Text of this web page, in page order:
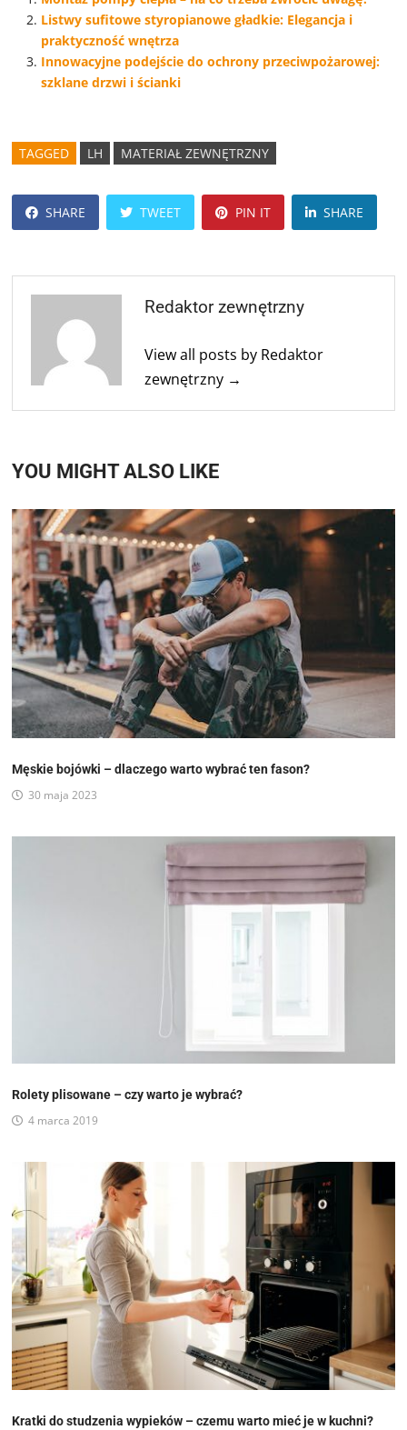
Listwy sufitowe styropianowe gładkie: Elegancja i
praktyczność wnętrza
Innowacyjne podejście do ochrony przeciwpożarowej:
szklane drzwi i ścianki
TAGGED LH MATERIAŁ ZEWNĘTRZNY
SHARE TWEET PIN IT SHARE
Redaktor zewnętrzny
View all posts by Redaktor
zewnętrzny →
YOU MIGHT ALSO LIKE
Męskie bojówki – dlaczego warto wybrać ten fason?
30 maja 2023
Rolety plisowane – czy warto je wybrać?
4 marca 2019
Kratki do studzenia wypieków – czemu warto mieć je w kuchni?